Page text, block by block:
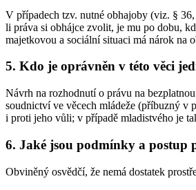
V případech tzv. nutné obhajoby (viz. §
li práva si obhájce zvolit, je mu po dobu,
majetkovou a sociální situaci má nárok na
5. Kdo je oprávněn v této věci
Návrh na rozhodnutí o právu na
soudnictví ve věcech mládeže (příbuzný v
i proti jeho vůli; v případě mladistvého je
6. Jaké jsou podmínky a postup
Obviněný osvědčí, že nemá dostatek